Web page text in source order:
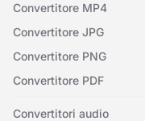
Convertitore MP4
Convertitore JPG
Convertitore PNG
Convertitore PDF
Convertitori audio